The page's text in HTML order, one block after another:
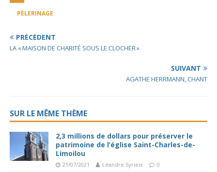
PÈLERINAGE
PRÉCÉDENT
LA « MAISON DE CHARITÉ SOUS LE CLOCHER »
SUIVANT
AGATHE HERRMANN, CHANT
SUR LE MÊME THÈME
2,3 millions de dollars pour préserver le
patrimoine de l’église Saint-Charles-de-
Limoilou
21/07/2021 Léandre Syrieix 0